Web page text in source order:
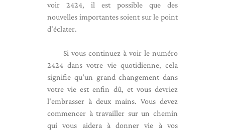
voir 2424, il est possible que des
nouvelles importantes soient sur le point
d'éclater.
Si vous continuez à voir le numéro
2424 dans votre vie quotidienne, cela
signifie qu'un grand changement dans
votre vie est enfin dû, et vous devriez
l'embrasser à deux mains. Vous devez
commencer à travailler sur un chemin
qui vous aidera à donner vie à vos